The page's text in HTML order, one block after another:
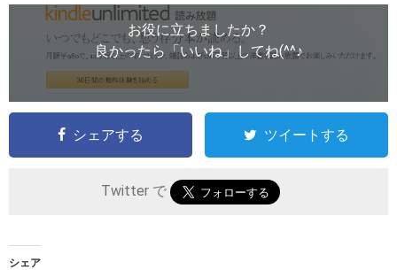
お役に立ちましたか？
良かったら「いいね」してね(^^♪
シェアする ツイートする
Twitter で
シェア